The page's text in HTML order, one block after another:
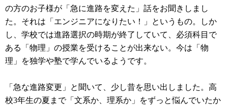
の方のお子様が「急に進路を変えた」話をお聞きしまし
た。それは「エンジニアになりたい！」というもの。しか
し、学校では進路選択の時期が終了していて、必須科目で
ある「物理」の授業を受けることが出来ない。今は「物
理」を独学や塾で学んでいるようです。
「急な進路変更」と聞いて、少し昔を思い出しました。高
校3年生の夏まで「文系か、理系か」をずっと悩んでいたか